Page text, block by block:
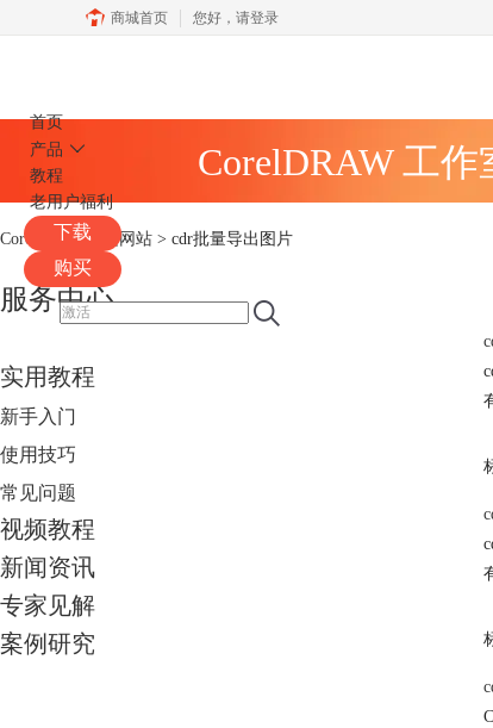
商城首页 您好， 请登录
首页
产品
教程
老用户福利
下载
购买
CorelDRAW 工作
CorelDRAW中文网站 > cdr批量导出图片
服务中心
实用教程
新手入门
使用技巧
常见问题
视频教程
新闻资讯
专家见解
案例研究